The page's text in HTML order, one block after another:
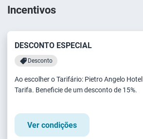
Incentivos
DESCONTO ESPECIAL
Desconto
Ao escolher o Tarifário: Pietro Angelo
Tarifa. Beneficie de um desconto de 15%.
Ver condições